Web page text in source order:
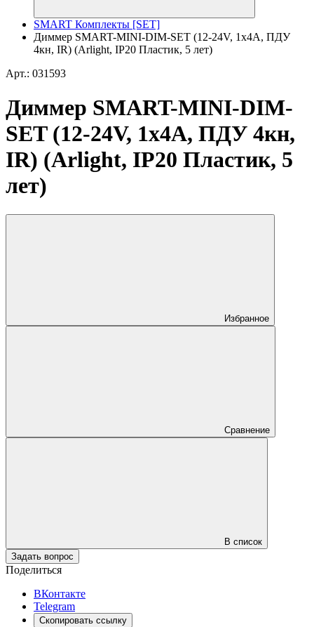
SMART Комплекты [SET]
Диммер SMART-MINI-DIM-SET (12-24V, 1x4A, ПДУ
4кн, IR) (Arlight, IP20 Пластик, 5 лет)
Арт.: 031593
Диммер SMART-MINI-DIM-
SET (12-24V, 1x4A, ПДУ 4кн,
IR) (Arlight, IP20 Пластик, 5
лет)
Избранное
Сравнение
В список
Задать вопрос
Поделиться
ВКонтакте
Telegram
Скопировать ссылку